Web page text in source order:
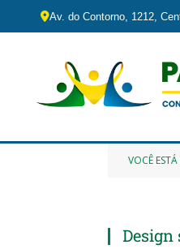
Av. do Contorno, 1212,
VOCÊ ESTÁ
Design